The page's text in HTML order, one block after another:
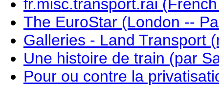
fr.misc.transport.rai
The EuroStar (London --
Galleries - Land Transport
Une histoire de train (par
Pour ou contre la